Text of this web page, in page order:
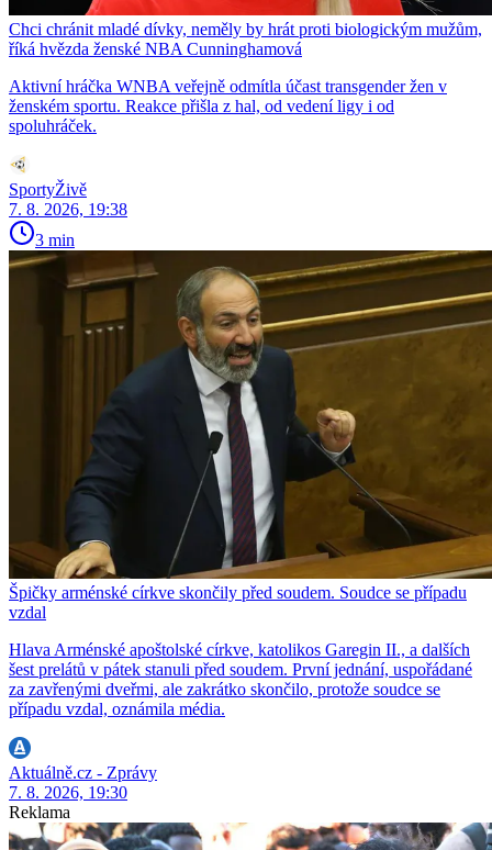
Chci chránit mladé dívky, neměly by hrát proti biologickým mužům,
říká hvězda ženské NBA Cunninghamová
Aktivní hráčka WNBA veřejně odmítla účast transgender žen v
ženském sportu. Reakce přišla z hal, od vedení ligy i od
spoluhráček.
SportyŽivě
7. 8. 2026, 19:38
3 min
Špičky arménské církve skončily před soudem. Soudce se případu
vzdal
Hlava Arménské apoštolské církve, katolikos Garegin II., a dalších
šest prelátů v pátek stanuli před soudem. První jednání, uspořádané
za zavřenými dveřmi, ale zakrátko skončilo, protože soudce se
případu vzdal, oznámila média.
Aktuálně.cz - Zprávy
7. 8. 2026, 19:30
Reklama